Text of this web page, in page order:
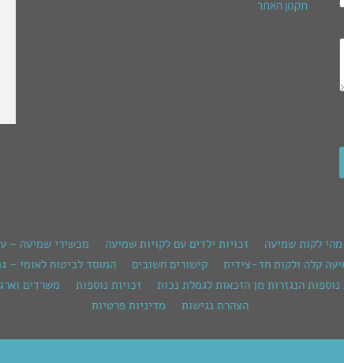
תקנון האתר
מהי לקות שמיעה זכויות ילדים עם לקויות שמיעה מכשירי שמיעה –
קלה ולקות חד-צידית קישורים חשובים המוסד לביטוח לאומי –
נוספות הנגזרות מן הזכאות לגמלת נכות זכויות נוספות משרדים
הצהרת נגישות
מדיניות פרטיות